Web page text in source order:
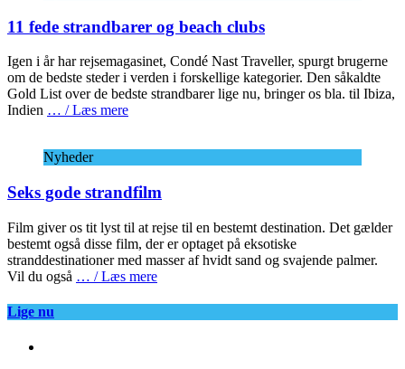
11 fede strandbarer og beach clubs
Igen i år har rejsemagasinet, Condé Nast Traveller, spurgt brugerne
om de bedste steder i verden i forskellige kategorier. Den såkaldte
Gold List over de bedste strandbarer lige nu, bringer os bla. til Ibiza,
Indien … / Læs mere
Nyheder
Seks gode strandfilm
Film giver os tit lyst til at rejse til en bestemt destination. Det gælder
bestemt også disse film, der er optaget på eksotiske
stranddestinationer med masser af hvidt sand og svajende palmer.
Vil du også … / Læs mere
Lige nu